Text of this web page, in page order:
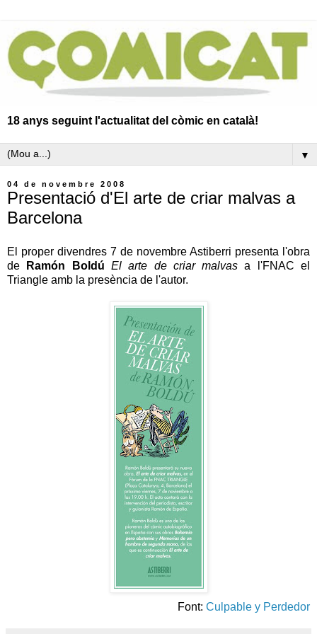
18 anys seguint l'actualitat del còmic en català!
▼
04 de novembre 2008
Presentació d'El arte de criar malvas a
Barcelona
El proper divendres 7 de novembre Astiberri presenta l'obra
de
Ramón Boldú El arte de criar malvas a l'FNAC el
Triangle amb la presència de l'autor.
Font: Culpable y Perdedor